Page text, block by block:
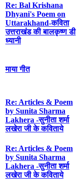
Re: Bal Krishana
Dhyani's Poem on
Uttarakhand-कविता
उत्तराखंड की बालकृष्ण डी
ध्यानी
माया गीत
Re: Articles & Poem
by Sunita Sharma
Lakhera -सुनीता शर्मा
लखेरा जी के कविताये
Re: Articles & Poem
by Sunita Sharma
Lakhera -सुनीता शर्मा
लखेरा जी के कविताये